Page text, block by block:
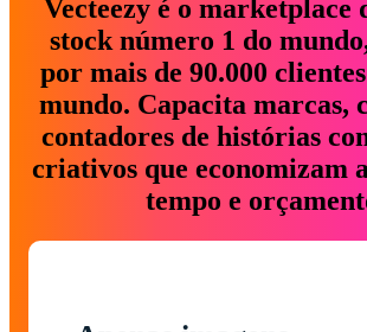
Vecteezy é o marketplace
stock número 1 do
por mais de 90.000
mundo. Capacita marcas,
contadores de histórias
criativos que economizam
tempo e